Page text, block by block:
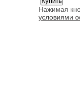
Нажимая
условиями